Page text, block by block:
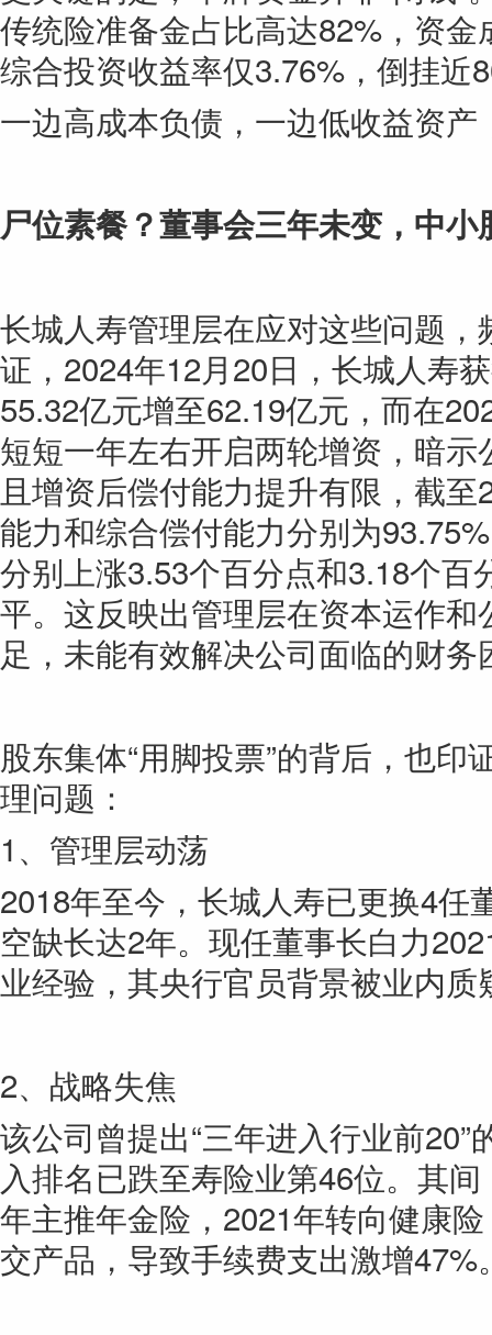
传统险准备金占比高达82%，资
综合投资收益率仅3.76%，倒挂近
一边高成本负债，一边低收益资
尸位素餐？董事会三年未变，中小
长城人寿管理层在应对这些问题
证，2024年12月20日，长城人寿
55.32亿元增至62.19亿元，而在
短短一年左右开启两轮增资，暗
且增资后偿付能力提升有限，截
能力和综合偿付能力分别为
分别上涨3.53个百分点和3.18个百
平。这反映出管理层在资本运作
足，未能有效解决公司面临的财务
股东集体“用脚投票”的背后，也
理问题：
1、管理层动荡
2018年至今，长城人寿已更换4任
空缺长达2年。现任董事长白力
业经验，其央行官员背景被业内质
2、战略失焦
该公司曾提出“三年进入行业前
入排名已跌至寿险业第46位。其
年主推年金险，2021年转向健康
交产品，导致手续费支出激增47%